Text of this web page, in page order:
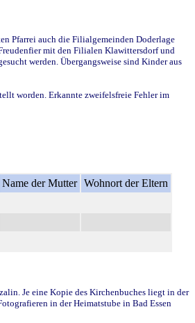
Pfarrei auch die Filialgemeinden Doderlage
mit den Filialen Klawittersdorf und
werden. Übergangsweise sind Kinder aus
worden. Erkannte zweifelsfreie Fehler im
Name der Mutter Wohnort der Eltern
Je eine Kopie des Kirchenbuches liegt in der
in der Heimatstube in Bad Essen